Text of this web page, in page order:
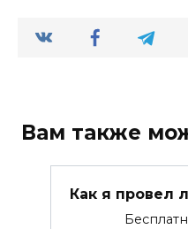
Вам также
Как я провел